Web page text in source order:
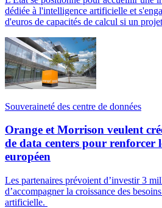
dédiée à l'intelligence artificielle et
d'euros de capacités de calcul si un
Souveraineté des centre de données
Orange et Morrison veulent
de data centers pour renforcer
européen
Les partenaires prévoient d’investir 3
d’accompagner la croissance des
artificielle.